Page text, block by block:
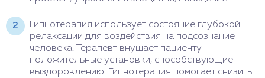
Гипнотерапия использует состояние глубокой
релаксации для воздействия на подсознание
человека. Терапевт внушает пациенту
положительные установки, способствующие
выздоровлению. Гипнотерапия помогает снизить